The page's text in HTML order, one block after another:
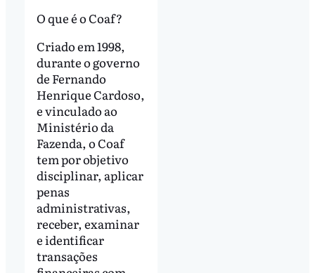
O que é o Coaf?
Criado em 1998,
durante o governo
de Fernando
Henrique Cardoso,
e vinculado ao
Ministério da
Fazenda, o Coaf
tem por objetivo
disciplinar, aplicar
penas
administrativas,
receber, examinar
e identificar
transações